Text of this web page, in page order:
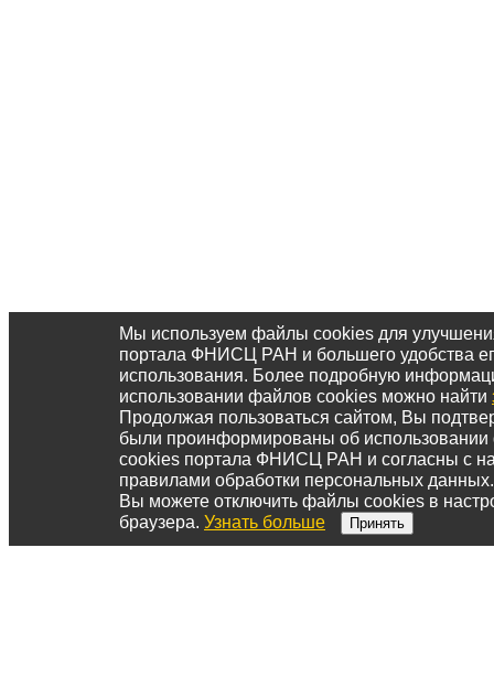
Мы используем файлы cookies для
портала ФНИСЦ РАН и большего удобства
использования. Более подробную
использовании файлов cookies можно найти
Продолжая пользоваться сайтом, Вы
были проинформированы об
cookies портала ФНИСЦ РАН и согласны с
правилами обработки персональных данных.
Вы можете отключить файлы cookies в
браузера. Узнать больше Принять